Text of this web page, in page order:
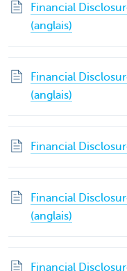
Financial
(anglais)
Financial
(anglais)
Financial
Financial
(anglais)
Financial